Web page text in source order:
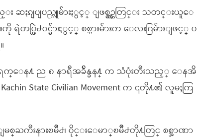
ၵျပျပည္သူမ်ားႏွင့္ ျဖစ္စဥ္အတြင္း သတင္းယူေ
ြဲ႕ဝင္မ်ားႏွင့္ စစ္သားမ်ားက ေလးဂြမ်ားျဖင့္ ပ
က္ေန႔ ည ၈ နာရီအခ်ိန္ခန႔္ က သံပုံးတီးသည့္ ေနအိ
State Civilian Movement က ၎တို႔၏ လူမႈကြ
ႀကီးနားၿမိဳ႕၊ ဝိုင္းေမာ္ၿမိဳ႕တို႔တြင္ စစ္အာဏာ